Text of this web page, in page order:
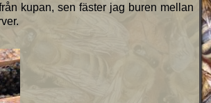
kupan, sen fäster jag buren mellan